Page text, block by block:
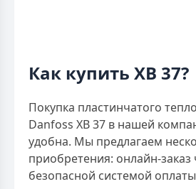
Как купить XB 37?
Покупка пластинчатого
Danfoss XB 37 в нашей
удобна. Мы предлагаем
приобретения: онлайн-заказ
безопасной системой